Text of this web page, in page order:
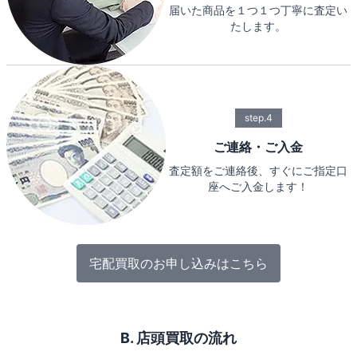
届いた商品を１つ１つ丁寧に査定い
たします。
step.4
ご連絡・ご入金
査定額をご連絡後、すぐにご指定口
座へご入金します！
宅配買取のお申し込みはこちら
B. 店頭買取の流れ